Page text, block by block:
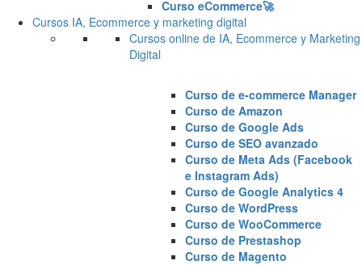
Curso eCommerce🚀
Cursos IA, Ecommerce y marketing digital
Cursos online de IA, Ecommerce y Marketing
Digital
Curso de e-commerce Manager
Curso de Amazon
Curso de Google Ads
Curso de SEO avanzado
Curso de Meta Ads (Facebook
e Instagram Ads)
Curso de Google Analytics 4
Curso de WordPress
Curso de WooCommerce
Curso de Prestashop
Curso de Magento